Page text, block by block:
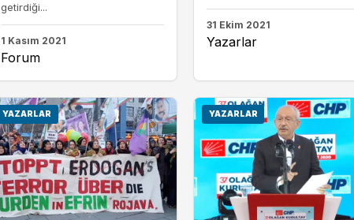
getirdiği...
1 Kasım 2021
Forum
31 Ekim 2021
Yazarlar
YAZARLAR YAZARLAR